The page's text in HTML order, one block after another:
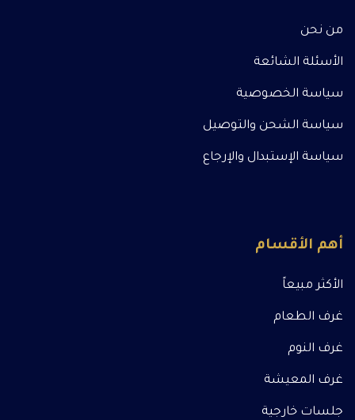
من نحن
الأسئلة الشائعة
سياسة الخصوصية
سياسة الشحن والتوصيل
سياسة الإستبدال والإرجاع
أهم الأقسام
الأكثر مبيعاً
غرف الطعام
غرف النوم
غرف المعيشة
جلسات خارجية